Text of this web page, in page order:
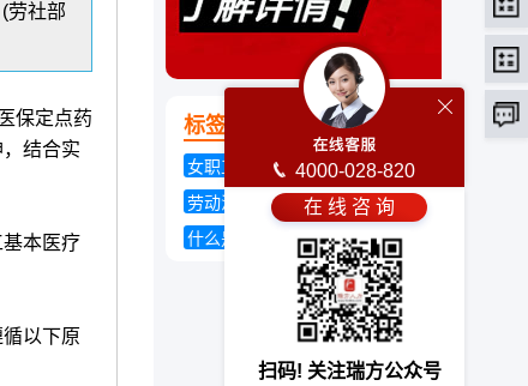
劳社部
保定点药
结合实
本医疗
以下原
标签云
女职工退休年龄
五险一金
劳动法全文
养老金制度
什么是社会保险
4000-028-820
在 线 咨 询
扫码! 关注瑞方公众号